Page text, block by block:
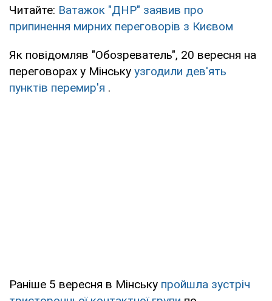
Читайте: Ватажок "ДНР" заявив про
припинення мирних переговорів з Києвом
Як повідомляв "Обозреватель", 20 вересня на
переговорах у Мінську узгодили дев'ять
пунктів перемир'я .
Раніше 5 вересня в Мінську пройшла зустріч